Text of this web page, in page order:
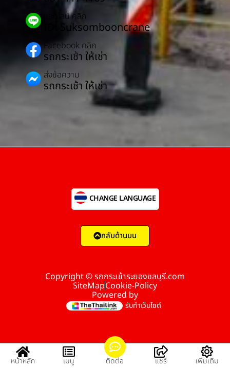
แอดไลน์ คลิก
ID: Suksombooncrane
Facebook คลิก
รถกระเช้า ให้เช่า
ส่งข้อความ
รถกระเช้า ให้เช่า
Copyright © รถกระเช้าระยองชลบุรี.com
SiteMapCookie-Policy
Powered by
รับทำเว็บไซต์
CHANGE LANGUAGE
กลับด้านบน
หน้าหลัก เมนู ติดต่อ แชร์ เพิ่มเติม